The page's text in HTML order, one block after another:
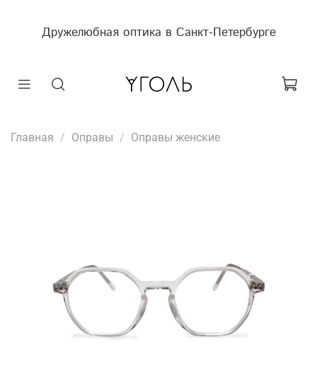
Дружелюбная оптика в Санкт-Петербурге
Главная Оправы Оправы женские